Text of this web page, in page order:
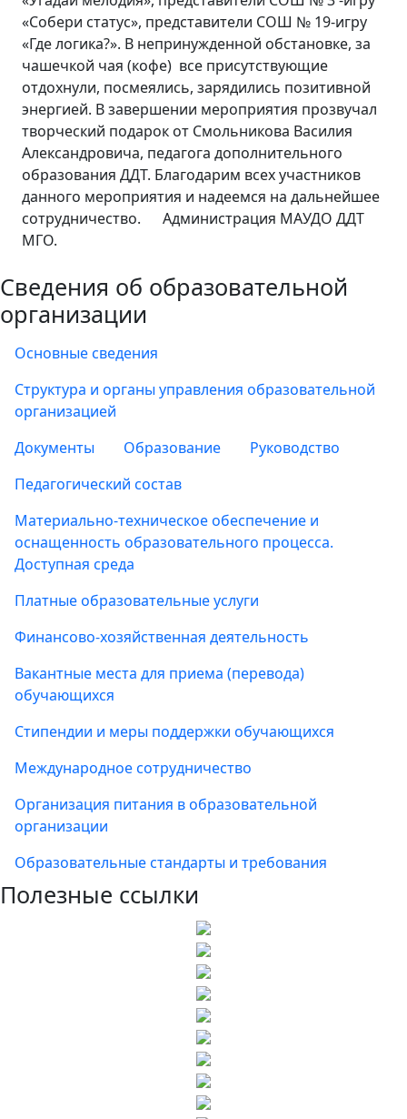
«Собери статус», представители СОШ № 19-игру
«Где логика?». В непринужденной обстановке, за
чашечкой чая (кофе) все присутствующие
отдохнули, посмеялись, зарядились позитивной
энергией. В завершении мероприятия прозвучал
творческий подарок от Смольникова Василия
Александровича, педагога дополнительного
образования ДДТ. Благодарим всех участников
данного мероприятия и надеемся на дальнейшее
сотрудничество.
Администрация МАУДО ДДТ
МГО.
Сведения об образовательной
организации
Основные сведения
Структура и органы управления образовательной
организацией
Документы
Образование
Руководство
Педагогический состав
Материально-техническое обеспечение и
оснащенность образовательного процесса.
Доступная среда
Платные образовательные услуги
Финансово-хозяйственная деятельность
Вакантные места для приема (перевода)
обучающихся
Стипендии и меры поддержки обучающихся
Международное сотрудничество
Организация питания в образовательной
организации
Образовательные стандарты и требования
Полезные ссылки